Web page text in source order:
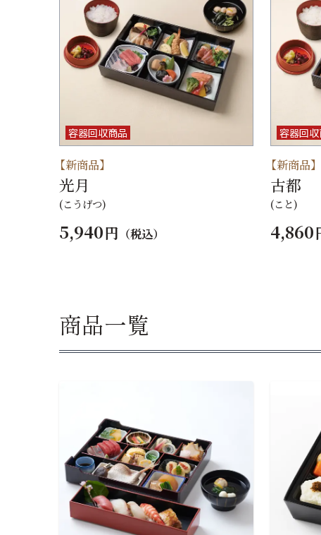
容器回収商品
【新商品】
光月
(こうげつ)
5,940円 （税込）
容器回
【新商品】
古都
(こと)
4,860
商品一覧